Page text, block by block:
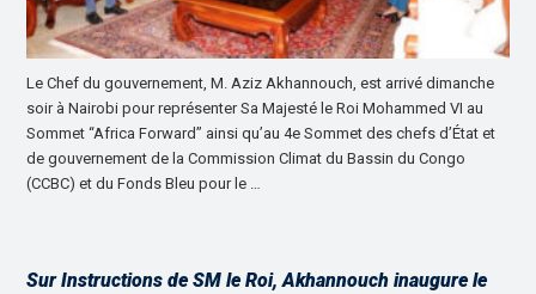
Le Chef du gouvernement, M. Aziz Akhannouch, est arrivé dimanche
soir à Nairobi pour représenter Sa Majesté le Roi Mohammed VI au
Sommet “Africa Forward” ainsi qu’au 4e Sommet des chefs d’État et
de gouvernement de la Commission Climat du Bassin du Congo
(CCBC) et du Fonds Bleu pour le …
Sur Instructions de SM le Roi, Akhannouch inaugure le